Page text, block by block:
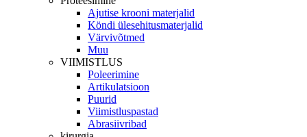
Ajutise krooni materjalid
Köndi ülesehitusmaterjalid
Värvivõtmed
Muu
VIIMISTLUS
Poleerimine
Artikulatsioon
Puurid
Viimistluspastad
Abrasiivribad